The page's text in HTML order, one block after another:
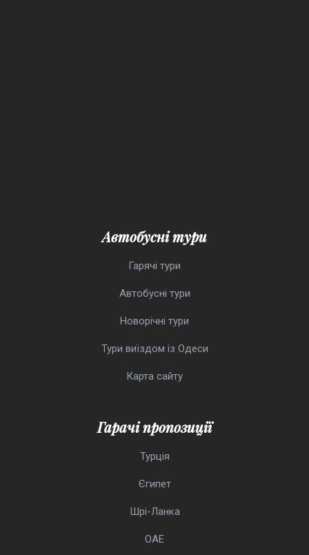
Автобусні тури
Гарячі тури
Автобусні тури
Новорічні тури
Тури виїздом із Одеси
Карта сайту
Гарачі пропозиції
Турція
Єгипет
Шрі-Ланка
ОАЕ